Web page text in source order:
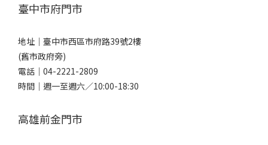
臺中市府門市
地址｜ 臺中市西區市府路39號2樓
(舊市政府旁)
電話｜ 04-2221-2809
時間｜週一至週六／10:00-18:30
高雄前金門市